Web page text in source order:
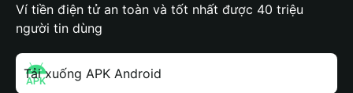
Ví tiền điện tử an toàn và tốt nhất được 40 triệu
người tin dùng
Tải xuống APK Android